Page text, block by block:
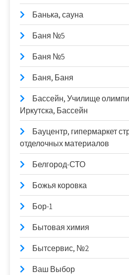
Банька, сауна
Баня №5
Баня №5
Баня, Баня
Бассейн, Училище
Иркутска, Бассейн
Бауцентр, гипермаркет
отделочных материалов
Белгород-СТО
Божья коровка
Бор-1
Бытовая химия
Бытсервис, №2
Ваш Выбор